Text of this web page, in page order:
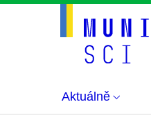
Aktuálně